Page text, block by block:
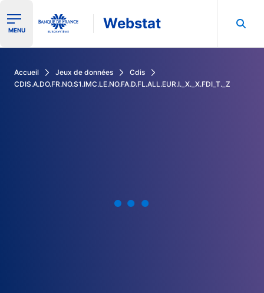
Ouvrir le menu de navigation
MENU Webstat
Accueil Jeux de données
Cdis
CDIS.A.DO.FR.NO.S1.IMC.LE.NO.FA.D.FL.ALL.EUR.I._X._X.FDI_T._Z